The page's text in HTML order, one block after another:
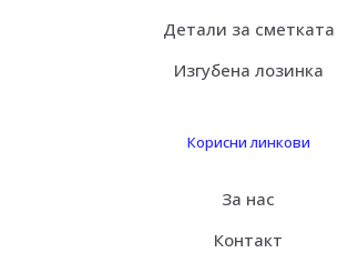
Детали за сметката
Изгубена лозинка
Корисни линкови
За нас
Контакт